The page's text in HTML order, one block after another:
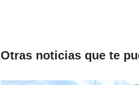
Otras noticias que te